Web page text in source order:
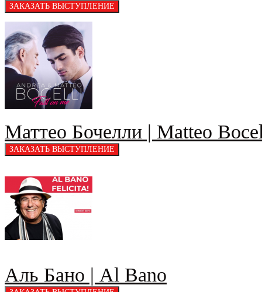
Маттео Бочелли | Matteo
Аль Бано | Al Bano